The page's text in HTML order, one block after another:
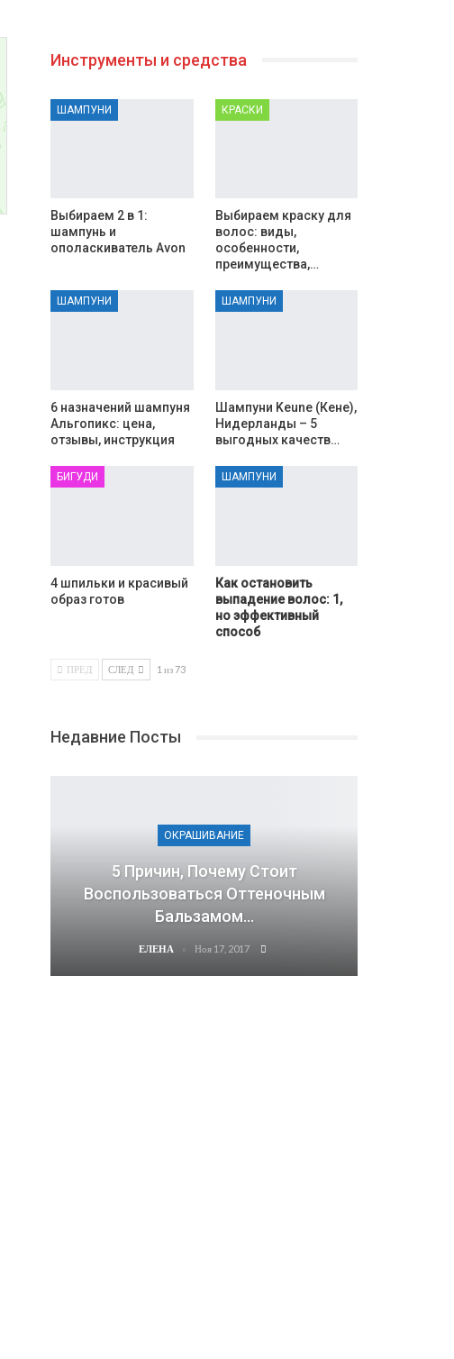
Инструменты и средства
ШАМПУНИ
Выбираем 2 в 1:
шампунь и
ополаскиватель Avon
КРАСКИ
Выбираем краску для
волос: виды,
особенности,
преимущества,…
ШАМПУНИ
6 назначений шампуня
Альгопикс: цена,
отзывы, инструкция
ШАМПУНИ
Шампуни Keune (Кене),
Нидерланды – 5
выгодных качеств…
БИГУДИ
4 шпильки и красивый
образ готов
ШАМПУНИ
Как остановить
выпадение волос: 1,
но эффективный
способ
ПРЕД СЛЕД 1 из 73
Недавние Посты
ОКРАШИВАНИЕ
5 Причин, Почему Стоит
Воспользоваться Оттеночным
Бальзамом…
ЕЛЕНА Ноя 17, 2017